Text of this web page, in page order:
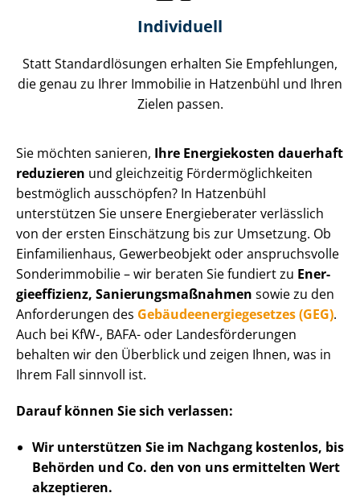
Individuell
Statt Stan­dard­lö­sun­gen erhalten Sie Empfehlungen,
die genau zu Ihrer Immobilie in Hatzenbühl und Ihren
Zielen passen.
Sie möchten sanieren, Ihre Energiekosten dauerhaft
reduzieren und gleichzeitig För­der­mög­lich­kei­ten
bestmöglich ausschöpfen? In Hatzenbühl
unterstützen Sie unsere Energieberater verlässlich
von der ersten Einschätzung bis zur Umsetzung. Ob
Einfamilienhaus, Gewerbeobjekt oder anspruchsvolle
Sonderimmobilie – wir beraten Sie fundiert zu En­er­
gie­ef­fi­zi­enz, Sa­nie­rungs­maß­nah­men sowie zu den
Anforderungen des Ge­bäu­de­en­er­gie­ge­set­zes (GEG).
Auch bei KfW-, BAFA- oder Lan­des­för­de­run­gen
behalten wir den Überblick und zeigen Ihnen, was in
Ihrem Fall sinnvoll ist.
Darauf können Sie sich verlassen:
Wir unterstützen Sie im Nachgang kostenlos, bis
Behörden und Co. den von uns ermittelten Wert
akzeptieren.